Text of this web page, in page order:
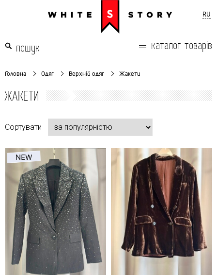
RU
каталог товарів
Головна Одяг Верхній одяг Жакети
ЖАКЕТИ
Сортувати